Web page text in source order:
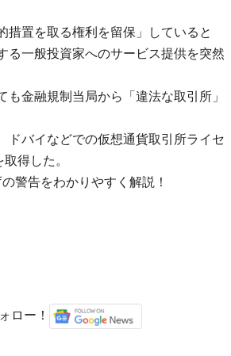
措置を取る権利を留保」していると
る一般投資家へのサービス提供を突然
金融規制当局から「違法な取引所」
ドバイなどでの仮想通貨取引所ライセ
得した。
警告をわかりやすく解説！
ロー！